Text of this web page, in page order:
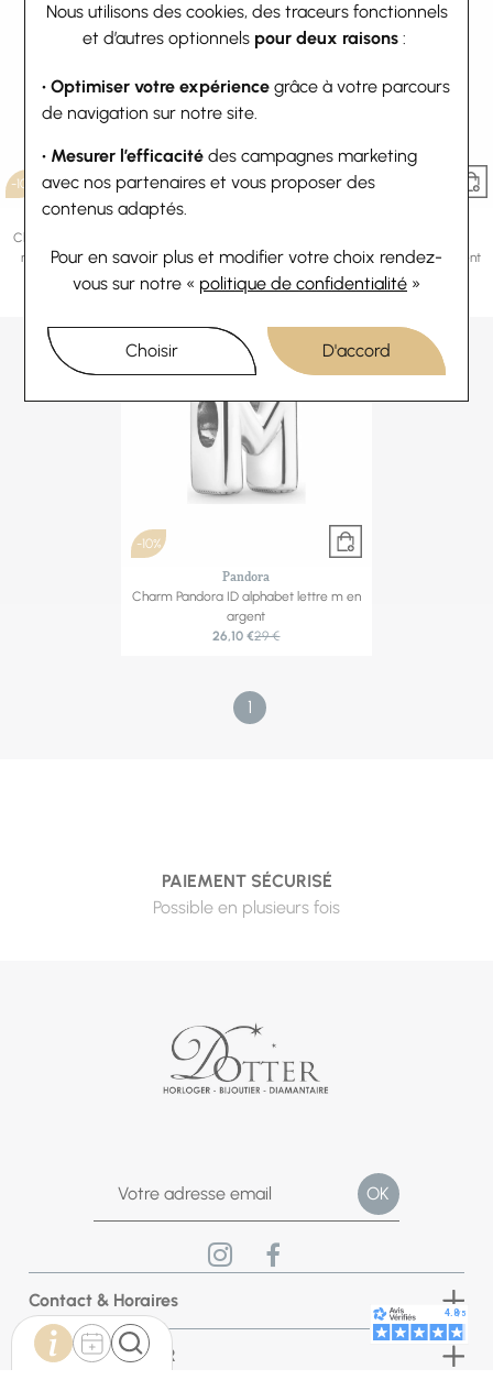
Nous utilisons des cookies, des traceurs fonctionnels
et d’autres optionnels pour deux raisons :
• Optimiser votre expérience grâce à votre parcours
de navigation sur notre site.
• Mesurer l’efficacité des campagnes marketing
avec nos partenaires et vous proposer des
contenus adaptés.
Pour en savoir plus et modifier votre choix rendez-
vous sur notre « politique de confidentialité »
Choisir D'accord
-10%
Pandora
Charm pendentifs Pandora Tortue de
mer en argent et verre de murano
62,10 €69 €
-10%
biberon et chaussures bébé en argent
et oxyde de zirconium
44,10 €49 €
-10%
Pandora
Charm Pandora ID alphabet lettre m en
argent
26,10 €29 €
1
PAIEMENT SÉCURISÉ
Possible en plusieurs fois
Contact & Horaires
Bijouterie DOTTER